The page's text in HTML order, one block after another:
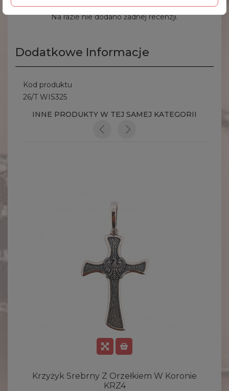
Na razie nie dodano żadnej recenzji.
Dodatkowe Informacje
Kod produktu
26/T WIS325
INNE PRODUKTY W TEJ SAMEJ KATEGORII
Krzyżyk Srebrny Z Orzełkiem W Koronie
KRZ4